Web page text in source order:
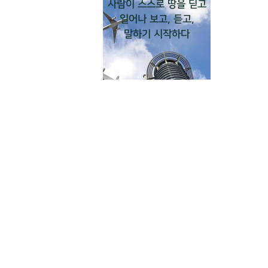
처음
사람이 스스로 땅을 딛고
일어나 보고, 듣고,
말하기 시작하다